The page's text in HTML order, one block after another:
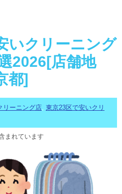
いクリーニング
2026[店舗地
都]
リーニング店, 東京23区で安いクリ
まれています